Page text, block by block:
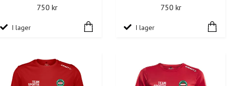
750 kr
I lager
750 kr
I lager